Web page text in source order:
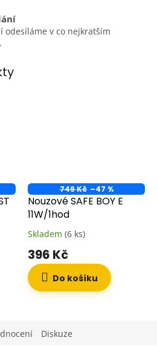
odesíláme v co nejkratším
749 Kč –47 %
Nouzové SAFE BOY E
11W/1hod
Skladem (6 ks)
396 Kč
Do košíku
Diskuze